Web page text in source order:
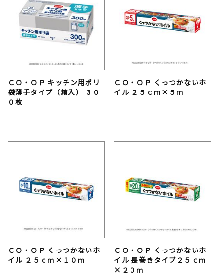
ＣＯ・ＯＰ キッチン用ポリ
袋薄手タイプ（箱入） ３０
０枚
ＣＯ・ＯＰ くっつかないホ
イル ２５ｃｍ×５ｍ
ＣＯ・ＯＰ くっつかないホ
イル ２５ｃｍ×１０ｍ
ＣＯ・ＯＰ くっつかないホ
イル 長巻きタイプ２５ｃｍ
×２０ｍ